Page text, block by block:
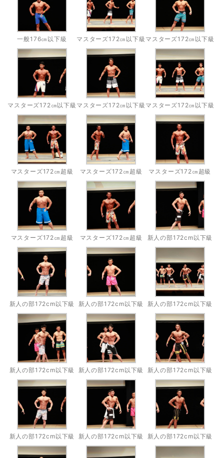
一般176㎝以下級 マスターズ172㎝以下級 マスターズ172㎝以下級
マスターズ172㎝以下級 マスターズ172㎝以下級 マスターズ172㎝以下級
マスターズ172㎝超級 マスターズ172㎝超級 マスターズ172㎝超級
マスターズ172㎝超級 マスターズ172㎝超級 新人の部172cm以下級
新人の部172cm以下級 新人の部172cm以下級 新人の部172cm以下級
新人の部172cm以下級 新人の部172cm以下級 新人の部172cm以下級
新人の部172cm以下級 新人の部172cm以下級 新人の部172cm以下級